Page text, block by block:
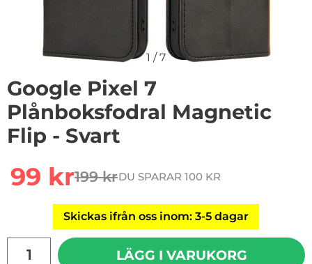
1 /7
Google Pixel 7
Plånboksfodral Magnetic
Flip - Svart
rea pris
99 krtidigare pris
199 krDU SPARAR 100 KR
Skickas ifrån oss inom: 3-5 dagar
LÄGG I VARUKORG